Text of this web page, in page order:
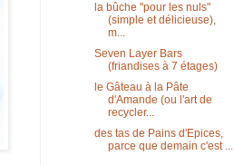
la bûche "pour les nuls"
(simple et délicieuse),
m...
Seven Layer Bars
(friandises à 7 étages)
le Gâteau à la Pâte
d'Amande (ou l'art de
recycler...
des tas de Pains d'Epices,
parce que demain c'est ...